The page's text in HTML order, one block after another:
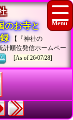
社
のお寺と
【『神社の
計順位発信ホームペー
[As of 26/07/28]